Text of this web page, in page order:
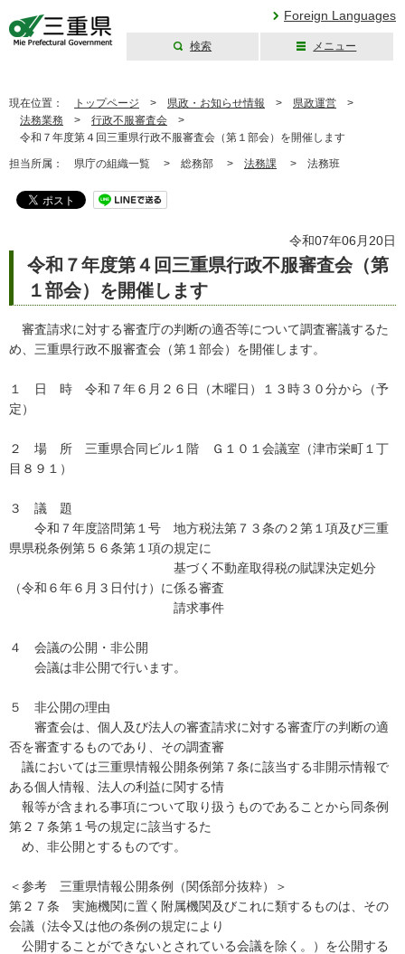
Foreign Languages
検索 メニュー
現在位置： トップページ > 県政・お知らせ情報 > 県政運営 >
法務業務 > 行政不服審査会 >
令和７年度第４回三重県行政不服審査会（第１部会）を開催します
担当所属： 県庁の組織一覧 > 総務部 > 法務課 > 法務班
令和07年06月20日
令和７年度第４回三重県行政不服審査会（第
１部会）を開催します
審査請求に対する審査庁の判断の適否等について調査審議するた
め、三重県行政不服審査会（第１部会）を開催します。
１ 日 時 令和７年６月２６日（木曜日）１３時３０分から（予
定）
２ 場 所 三重県合同ビル１階 Ｇ１０１会議室（津市栄町１丁
目８９１）
３ 議 題
令和７年度諮問第１号 地方税法第７３条の２第１項及び三重
県県税条例第５６条第１項の規定に
基づく不動産取得税の賦課決定処分
（令和６年６月３日付け）に係る審査
請求事件
４ 会議の公開・非公開
会議は非公開で行います。
５ 非公開の理由
審査会は、個人及び法人の審査請求に対する審査庁の判断の適
否を審査するものであり、その調査審
議においては三重県情報公開条例第７条に該当する非開示情報で
ある個人情報、法人の利益に関する情
報等が含まれる事項について取り扱うものであることから同条例
第２７条第１号の規定に該当するた
め、非公開とするものです。
＜参考 三重県情報公開条例（関係部分抜粋）＞
第２７条 実施機関に置く附属機関及びこれに類するものは、その
会議（法令又は他の条例の規定により
公開することができないとされている会議を除く。）を公開する